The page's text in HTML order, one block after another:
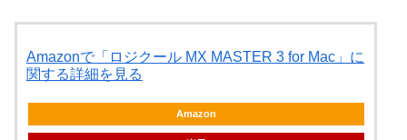
Amazonで「ロジクール MX MASTER 3 for Mac」に
関する詳細を見る
Amazon